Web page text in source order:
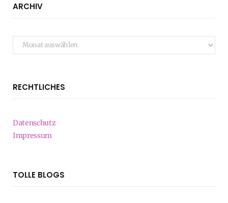
ARCHIV
Archiv
RECHTLICHES
Datenschutz
Impressum
TOLLE BLOGS